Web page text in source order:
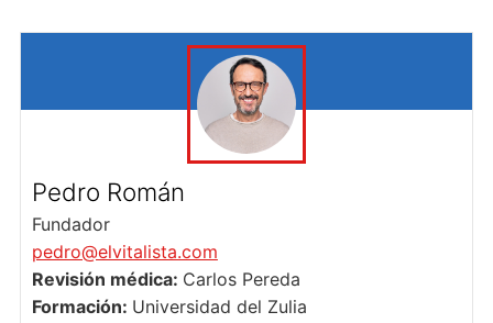
Pedro Román
Fundador
pedro@elvitalista.com
Revisión médica: Carlos Pereda
Formación: Universidad del Zulia